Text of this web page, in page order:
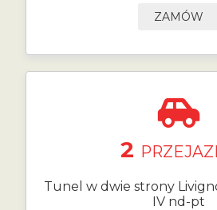
ZAMÓW
2
Tunel w dwie strony
IV nd-pt